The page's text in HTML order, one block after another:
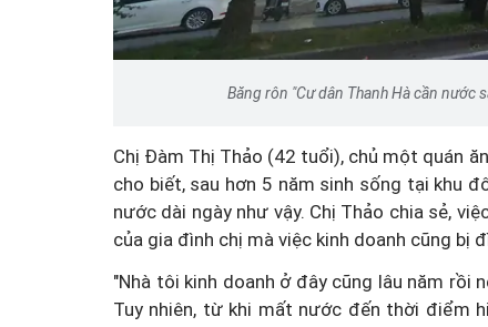
Băng rôn "Cư dân Thanh Hà cần nước
Chị Đàm Thị Thảo (42 tuổi), chủ một quán
cho biết, sau hơn 5 năm sinh sống tại khu
nước dài ngày như vậy. Chị Thảo chia sẻ,
của gia đình chị mà việc kinh doanh cũng bị
"Nhà tôi kinh doanh ở đây cũng lâu năm rồi
Tuy nhiên, từ khi mất nước đến thời điểm